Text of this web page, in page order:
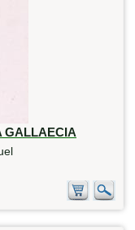
GALLAECIA